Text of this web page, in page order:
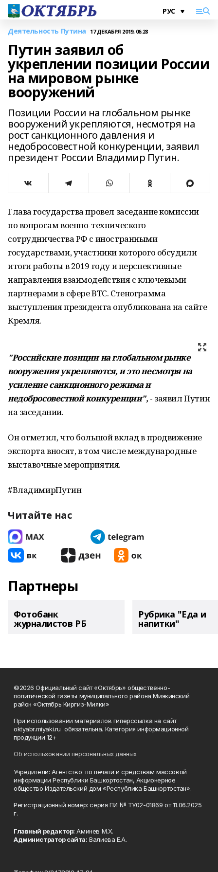
Деятельность Путина 17 ДЕКАБРЯ 2019, 06:28
Путин заявил об
укреплении позиции России
на мировом рынке
вооружений
Позиции России на глобальном рынке
вооружений укрепляются, несмотря на
рост санкционного давления и
недобросовестной конкуренции, заявил
президент России Владимир Путин.
Глава государства провел заседание комиссии
по вопросам военно-технического
сотрудничества РФ с иностранными
государствами, участники которого обсудили
итоги работы в 2019 году и перспективные
направления взаимодействия с ключевыми
партнерами в сфере ВТС. Стенограмма
выступления президента опубликована на сайте
Кремля.
"Российские позиции на глобальном рынке
вооружения укрепляются, и это несмотря на
усиление санкционного режима и
недобросовестной конкуренции", - заявил Путин
на заседании.
Он отметил, что большой вклад в продвижение
экспорта вносят, в том числе международные
выставочные мероприятия.
#ВладимирПутин
Читайте нас
Партнеры
Фотобанк
журналистов РБ
Рубрика "Еда и
напитки"
©2026 Официальный сайт «Октябрь» общественно-
политической газеты муниципального района Миякинский
район «Октябрь Киргиз-Мияки»
При использовании материалов гиперссылка на сайт
oktyabr.miyaki.ru обязательна. Категория информационной
продукции 12+
Об использовании персональных данных
Учредители: Агентство по печати и средствам массовой
информации Республики Башкортостан, Акционерное
общество Издательский дом «Республика Башкортостан».
Регистрационный номер: серия ПИ № ТУ02-01869 от 11.06.2025
г.
Главный редактор: Аминев М.Х.
Администратор сайта: Валиева Е.А.